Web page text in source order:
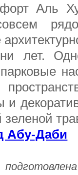
форт Аль
лет.
зеленой
Абу-Даби